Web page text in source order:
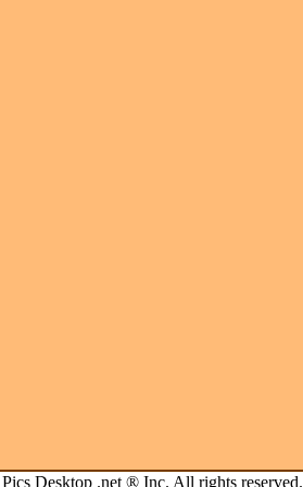
Pics Desktop .net ® Inc. All rights reserved.